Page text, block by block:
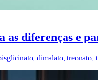
as diferenças e
dimalato,